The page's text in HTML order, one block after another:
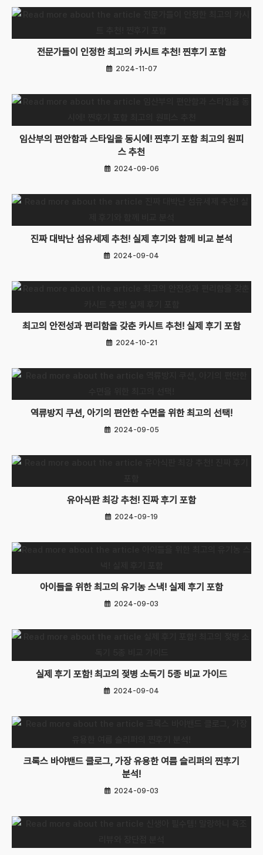
전문가들이 인정한 최고의 카시트 추천! 찐후기 포함
2024-11-07
임산부의 편안함과 스타일을 동시에! 찐후기 포함 최고의 원피
스 추천
2024-09-06
진짜 대박난 섬유세제 추천! 실제 후기와 함께 비교 분석
2024-09-04
최고의 안전성과 편리함을 갖춘 카시트 추천! 실제 후기 포함
2024-10-21
역류방지 쿠션, 아기의 편안한 수면을 위한 최고의 선택!
2024-09-05
유아식판 최강 추천! 진짜 후기 포함
2024-09-19
아이들을 위한 최고의 유기농 스낵! 실제 후기 포함
2024-09-03
실제 후기 포함! 최고의 젖병 소독기 5종 비교 가이드
2024-09-04
크록스 바야밴드 클로그, 가장 유용한 여름 슬리퍼의 찐후기
분석!
2024-09-03